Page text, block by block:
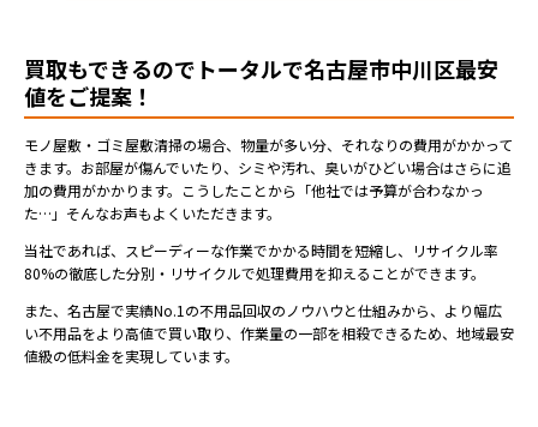
買取もできるのでトータルで名古屋市中川区最安
値をご提案！
モノ屋敷・ゴミ屋敷清掃の場合、物量が多い分、それなりの費用がかかって
きます。お部屋が傷んでいたり、シミや汚れ、臭いがひどい場合はさらに追
加の費用がかかります。こうしたことから「他社では予算が合わなかっ
た…」そんなお声もよくいただきます。
当社であれば、スピーディーな作業でかかる時間を短縮し、リサイクル率
80%の徹底した分別・リサイクルで処理費用を抑えることができます。
また、名古屋で実績No.1の不用品回収のノウハウと仕組みから、より幅広
い不用品をより高値で買い取り、作業量の一部を相殺できるため、地域最安
値級の低料金を実現しています。